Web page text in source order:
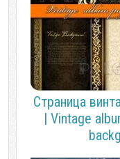
Страница
| Vintage